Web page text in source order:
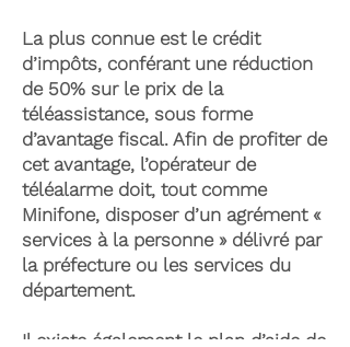
La plus connue est le crédit
d’impôts, conférant une réduction
de 50% sur le prix de la
téléassistance, sous forme
d’avantage fiscal. Afin de profiter de
cet avantage, l’opérateur de
téléalarme doit, tout comme
Minifone, disposer d’un agrément «
services à la personne » délivré par
la préfecture ou les services du
département.
Il existe également le plan d’aide de